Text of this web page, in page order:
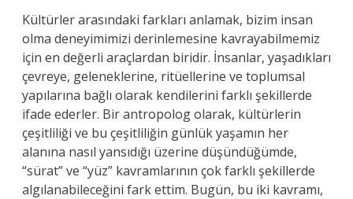
Kültürler arasındaki farkları anlamak, bizim insan
olma deneyimimizi derinlemesine kavrayabilmemiz
için en değerli araçlardan biridir. İnsanlar, yaşadıkları
çevreye, geleneklerine, ritüellerine ve toplumsal
yapılarına bağlı olarak kendilerini farklı şekillerde
ifade ederler. Bir antropolog olarak, kültürlerin
çeşitliliği ve bu çeşitliliğin günlük yaşamın her
alanına nasıl yansıdığı üzerine düşündüğümde,
“sürat” ve “yüz” kavramlarının çok farklı şekillerde
algılanabileceğini fark ettim. Bugün, bu iki kavramı,